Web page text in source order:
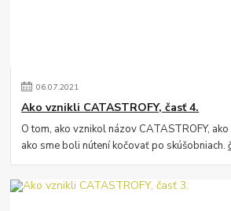
06.07.2021
Ako vznikli CATASTROFY, časť 4.
O tom, ako vznikol názov CATASTROFY,
ako sme boli nútení kočovať po skúšobniach.